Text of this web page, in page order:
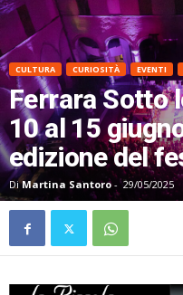
CULTURA CURIOSITÀ EVENTI
Ferrara Sotto
10 al 15
edizione del
Di Martina Santoro- 29/05/2025